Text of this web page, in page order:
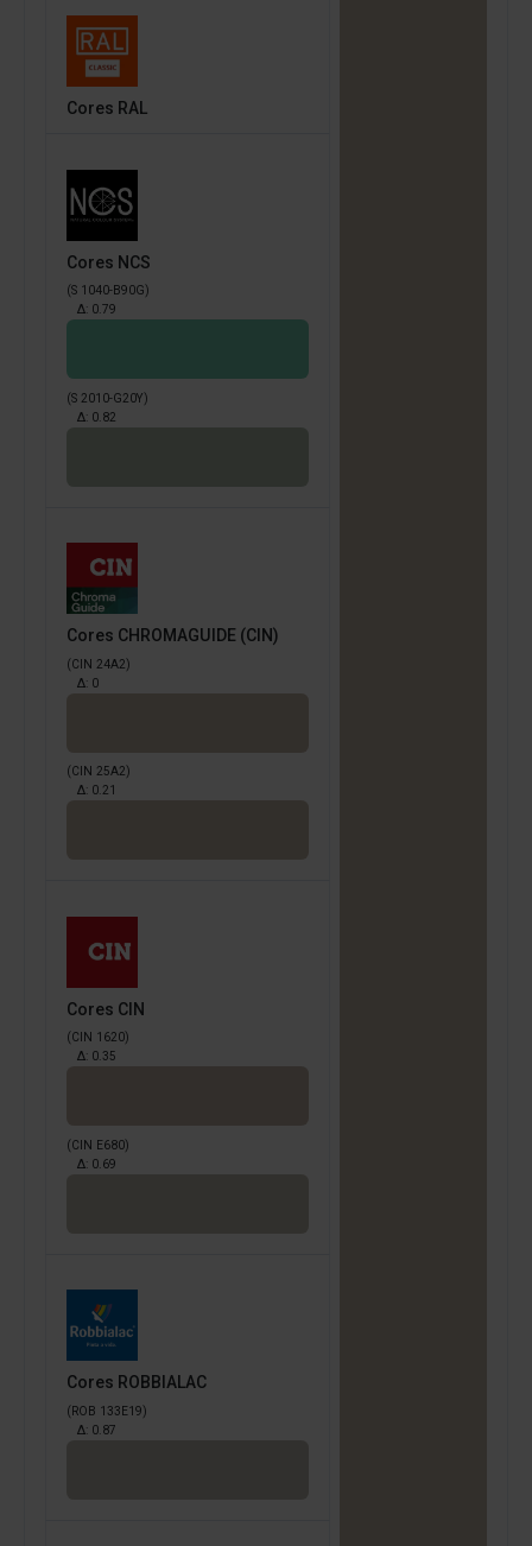
Cores RAL
Cores NCS
(S 1040-B90G)
Δ: 0.79
(S 2010-G20Y)
Δ: 0.82
Cores CHROMAGUIDE (CIN)
(CIN 24A2)
Δ: 0
(CIN 25A2)
Δ: 0.21
Cores CIN
(CIN 1620)
Δ: 0.35
(CIN E680)
Δ: 0.69
Cores ROBBIALAC
(ROB 133E19)
Δ: 0.87